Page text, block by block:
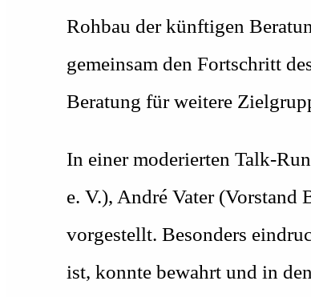
Rohbau der künftigen
gemeinsam den Fortschritt
Beratung für weitere
In einer moderierten Talk-
e. V.), André Vater
vorgestellt. Besonders
ist, konnte bewahrt und in